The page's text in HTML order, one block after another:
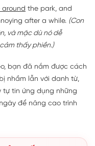
around the park, and
after a while. (Con
và mặc dù nó dễ
thấy phiền.)
bạn đã nắm được cách
nhầm lẫn với danh từ,
tự tin ứng dụng những
để nâng cao trình